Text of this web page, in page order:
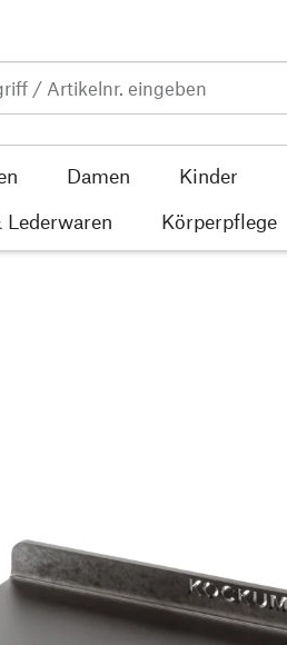
Damen Kinder
Lederwaren Körperpflege